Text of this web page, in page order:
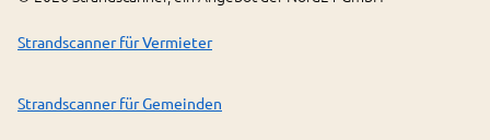
Strandscanner für Vermieter
Strandscanner für Gemeinden